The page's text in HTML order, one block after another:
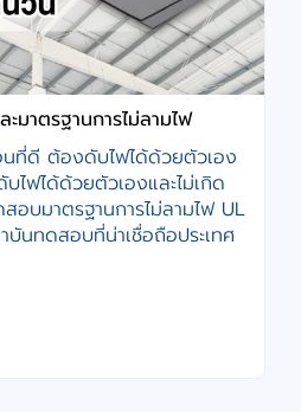
าตรฐานการไม่ลามไฟ
นที่ดี ต้องดับไฟได้ด้วยตัวเอง
ไฟได้ด้วยตัวเองและไม่เกิด
อบมาตรฐานการไม่ลามไฟ UL
นทดสอบที่น่าเชื่อถือประเทศ